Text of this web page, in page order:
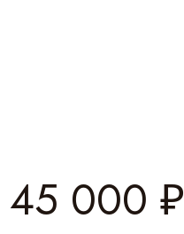
45 000 ₽